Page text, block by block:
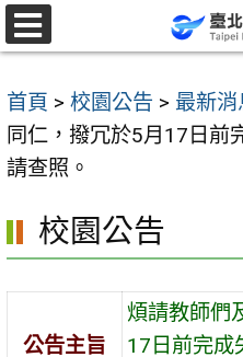
跳
至
要
內
容
首頁 > 校園公告 > 最新消
同仁，撥冗於5月17日前
請查照。
校園公告
公告主旨
煩請教師們
17日前完成
選
單